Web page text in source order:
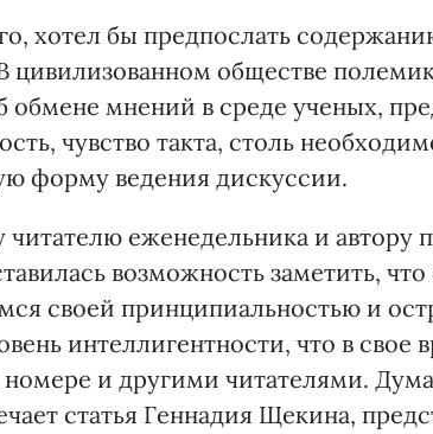
хотел бы предпослать
цивилизованном обществе
обмене мнений в среде ученых,
чувство такта, столь
форму ведения дискуссии.
читателю еженедельника и автору
возможность заметить,
своей принципиальностью и
интеллигентности, что в свое
и другими читателями.
статья Геннадия Щекина,